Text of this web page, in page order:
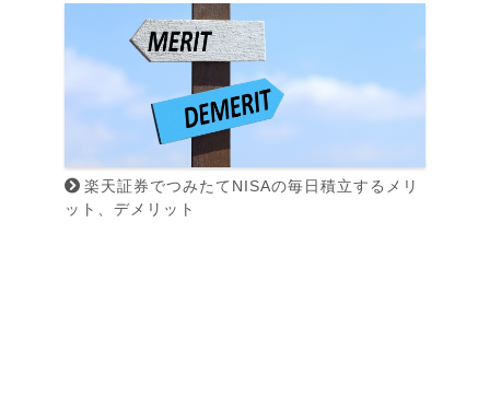
楽天証券でつみたてNISAの毎日積立するメリ
ット、デメリット